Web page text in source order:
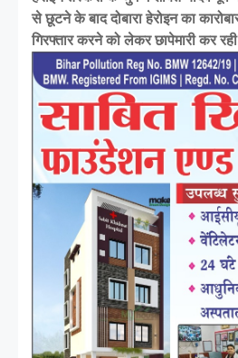
से छूटने के बाद दोबारा हेरोइन का
गिरफ्तार करने को लेकर छापेमारी कर